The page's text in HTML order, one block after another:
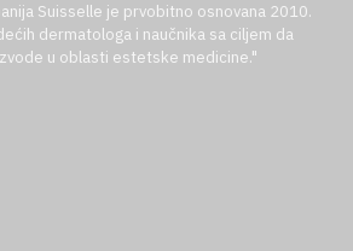
Suisselle je prvobitno osnovana 2010.
dermatologa i naučnika sa ciljem da
u oblasti estetske medicine."